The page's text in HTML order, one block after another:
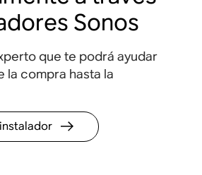
Sonos
que te podrá ayudar
la compra hasta la